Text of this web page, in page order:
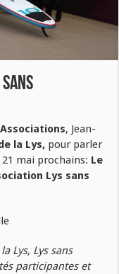
, Jean-
la Lys, pour parler
21 mai prochains: Le
Lys sans
Lys, Lys sans
participantes et